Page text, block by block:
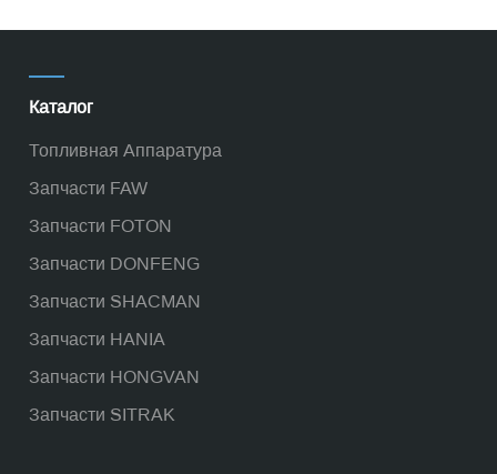
Каталог
Топливная Аппаратура
Запчасти FAW
Запчасти FOTON
Запчасти DONFENG
Запчасти SHACMAN
Запчасти HANIA
Запчасти HONGVAN
Запчасти SITRAK